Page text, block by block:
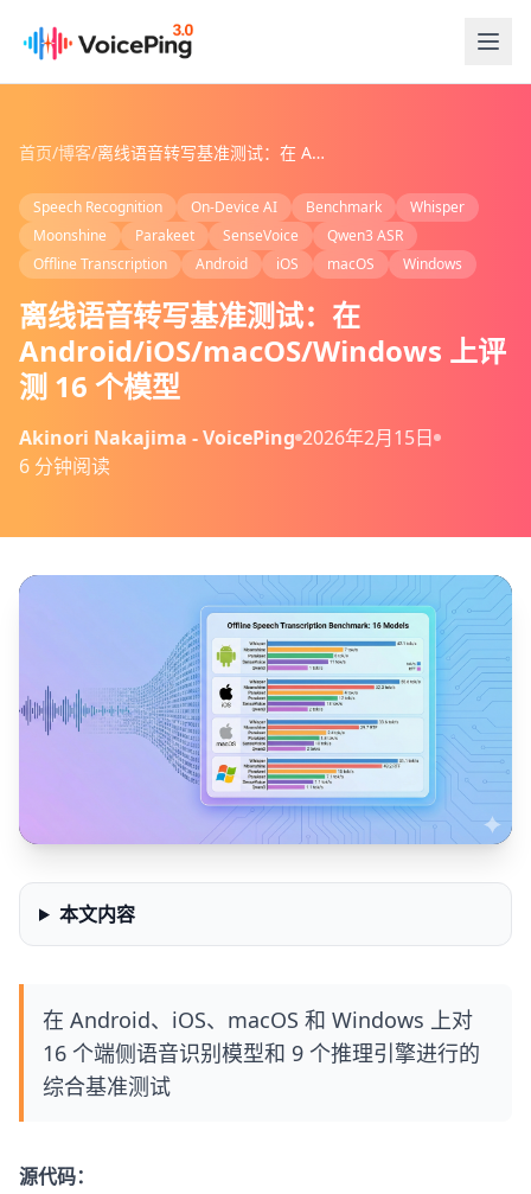
首页/博客/ 离线语音转写基准测试：在 Android/iOS/macOS/Windows 上评测 16 个模型
Speech Recognition On-Device AI Benchmark
Whisper
Moonshine
Parakeet SenseVoice
Qwen3 ASR
Offline Transcription
Android iOS macOS Windows
离线语音转写基准测试：在
Android/iOS/macOS/Windows 上评
测 16 个模型
Akinori Nakajima - VoicePing 2026年2月15日
6 分钟阅读
本文内容
在 Android、iOS、macOS 和 Windows 上对
16 个端侧语音识别模型和 9 个推理引擎进行的
综合基准测试
源代码：